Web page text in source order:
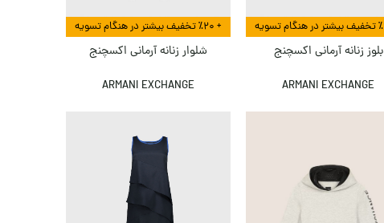
بلوز زنانه آرمانی اکسچنج
ARMANI EXCHANGE
+ ٪۲۰ تخفیف بیشتر در هنگام تسویه
شلوار زنانه آرمانی اکسچنج
ARMANI EXCHANGE